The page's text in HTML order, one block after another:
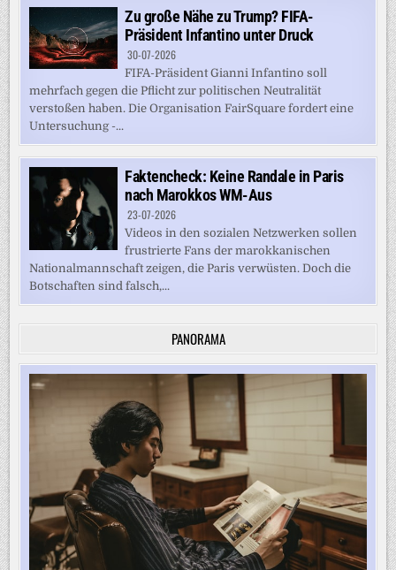
Zu große Nähe zu Trump? FIFA-
Präsident Infantino unter Druck
30-07-2026
FIFA-Präsident Gianni Infantino soll
mehrfach gegen die Pflicht zur politischen Neutralität
verstoßen haben. Die Organisation FairSquare fordert eine
Untersuchung -...
Faktencheck: Keine Randale in Paris
nach Marokkos WM-Aus
23-07-2026
Videos in den sozialen Netzwerken sollen
frustrierte Fans der marokkanischen
Nationalmannschaft zeigen, die Paris verwüsten. Doch die
Botschaften sind falsch,...
PANORAMA